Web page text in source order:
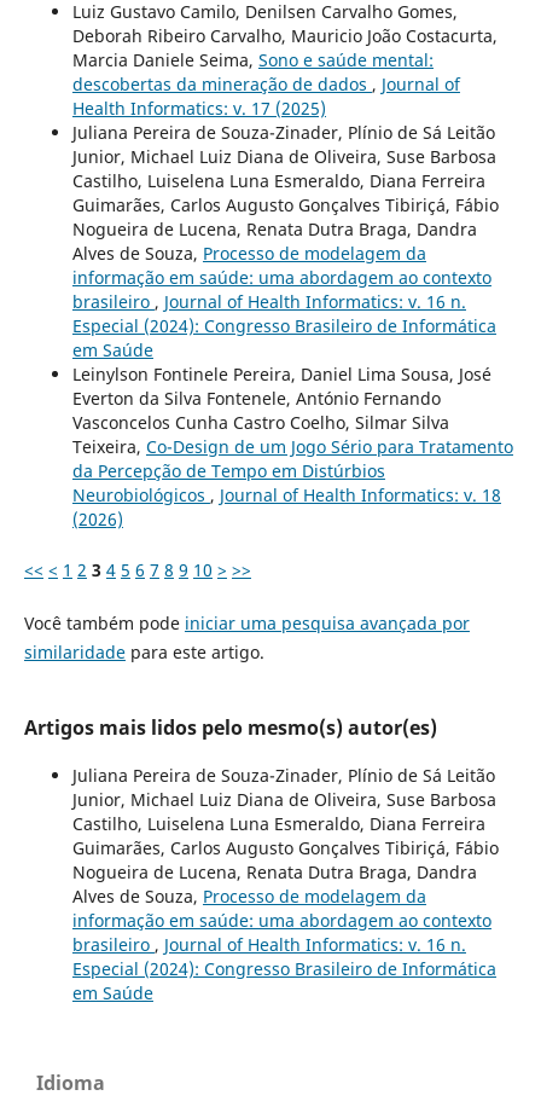
Luiz Gustavo Camilo, Denilsen Carvalho Gomes,
Deborah Ribeiro Carvalho, Mauricio João Costacurta,
Marcia Daniele Seima, Sono e saúde mental:
descobertas da mineração de dados , Journal of
Health Informatics: v. 17 (2025)
Juliana Pereira de Souza-Zinader, Plínio de Sá Leitão
Junior, Michael Luiz Diana de Oliveira, Suse Barbosa
Castilho, Luiselena Luna Esmeraldo, Diana Ferreira
Guimarães, Carlos Augusto Gonçalves Tibiriçá, Fábio
Nogueira de Lucena, Renata Dutra Braga, Dandra
Alves de Souza, Processo de modelagem da
informação em saúde: uma abordagem ao contexto
brasileiro , Journal of Health Informatics: v. 16 n.
Especial (2024): Congresso Brasileiro de Informática
em Saúde
Leinylson Fontinele Pereira, Daniel Lima Sousa, José
Everton da Silva Fontenele, António Fernando
Vasconcelos Cunha Castro Coelho, Silmar Silva
Teixeira, Co-Design de um Jogo Sério para Tratamento
da Percepção de Tempo em Distúrbios
Neurobiológicos , Journal of Health Informatics: v. 18
(2026)
<< < 1 2 3 4 5 6 7 8 9 10 > >>
Você também pode iniciar uma pesquisa avançada por
similaridadepara este artigo.
Artigos mais lidos pelo mesmo(s) autor(es)
Juliana Pereira de Souza-Zinader, Plínio de Sá Leitão
Junior, Michael Luiz Diana de Oliveira, Suse Barbosa
Castilho, Luiselena Luna Esmeraldo, Diana Ferreira
Guimarães, Carlos Augusto Gonçalves Tibiriçá, Fábio
Nogueira de Lucena, Renata Dutra Braga, Dandra
Alves de Souza, Processo de modelagem da
informação em saúde: uma abordagem ao contexto
brasileiro , Journal of Health Informatics: v. 16 n.
Especial (2024): Congresso Brasileiro de Informática
em Saúde
Idioma